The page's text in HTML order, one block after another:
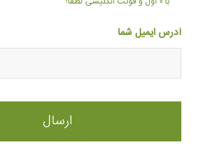
آدرس ایمیل شما